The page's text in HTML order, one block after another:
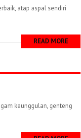
atap aspal sendiri
READ MORE
keunggulan, genteng